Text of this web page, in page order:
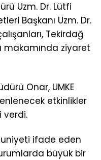
Uzm. Dr. Lütfi
Başkanı Uzm. Dr.
Tekirdağ
makamında ziyaret
Onar, UMKE
etkinlikler
verdi.
ifade eden
büyük bir